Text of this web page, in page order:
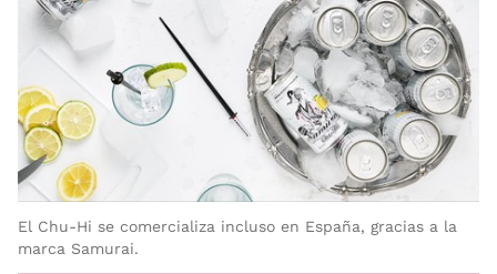
El Chu-Hi se comercializa incluso en España, gracias a la
marca Samurai.